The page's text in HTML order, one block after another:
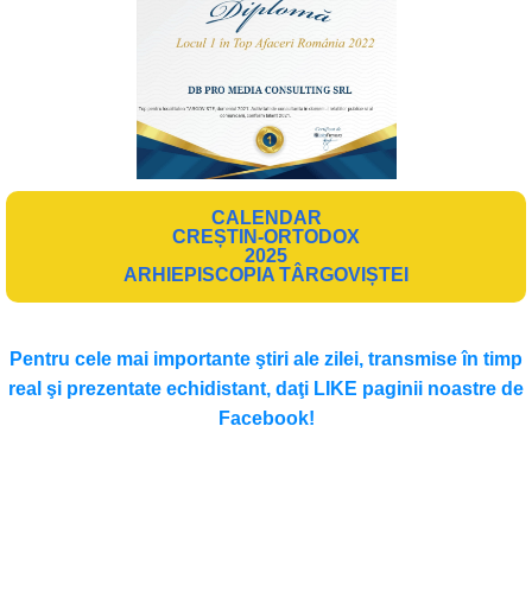
CALENDAR
CREȘTIN-ORTODOX
2025
ARHIEPISCOPIA TÂRGOVIȘTEI
Pentru cele mai importante ştiri ale zilei, transmise în timp
real şi prezentate echidistant, daţi LIKE paginii noastre de
Facebook!